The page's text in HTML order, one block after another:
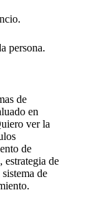
persona.
de
en
ver la
de
estrategia de
de